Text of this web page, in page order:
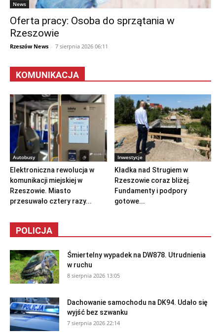
News
Oferta pracy: Osoba do sprzątania w
Rzeszowie
Rzeszów News - 7 sierpnia 2026 06:11
KOMUNIKACJA
Autobusy
Elektroniczna rewolucja w
komunikacji miejskiej w
Rzeszowie. Miasto
przesuwało cztery razy...
Inwestycje
Kładka nad Strugiem w
Rzeszowie coraz bliżej.
Fundamenty i podpory
gotowe...
POLICJA
Śmiertelny wypadek na DW878. Utrudnienia
w ruchu
8 sierpnia 2026 13:05
Dachowanie samochodu na DK94. Udało się
wyjść bez szwanku
7 sierpnia 2026 22:14